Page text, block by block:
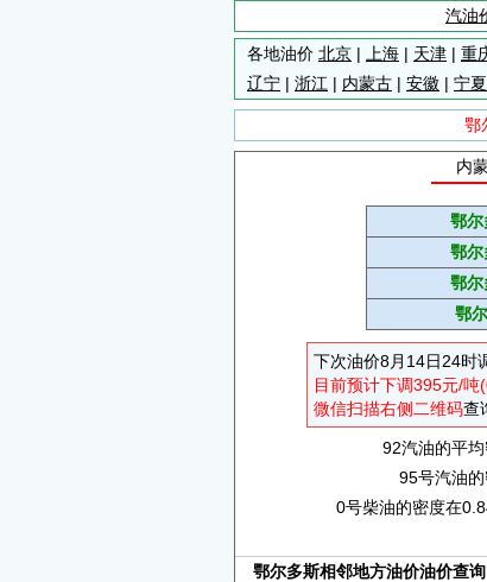
汽油
各地油价 北京 | 上海 | 天津 | 重
辽宁 | 浙江 | 内蒙古 | 安徽 | 宁夏
鄂
内
鄂
鄂
鄂
鄂
下次油价8月14日24时
目前预计下调395元/吨
微信扫描右侧二维码查
92汽油的平
95号汽油
0号柴油的密度在
鄂尔多斯相邻地方油价油价查询